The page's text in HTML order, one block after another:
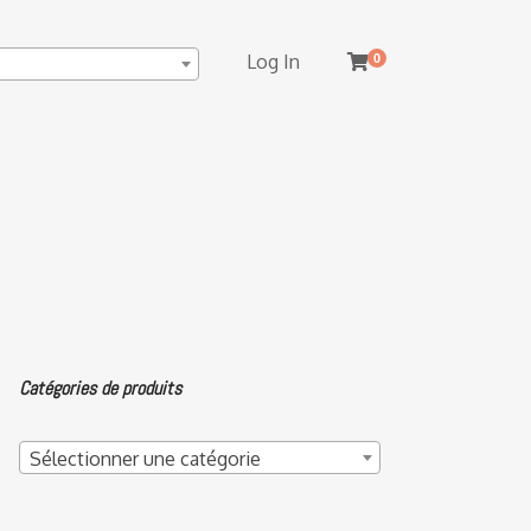
Log In 0
Catégories de produits
Sélectionner une catégorie